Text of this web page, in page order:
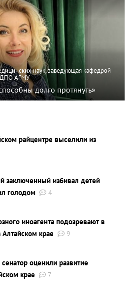
наук, заведующая кафедрой
ДПО АГМУ
долго протянуть»
райцентре выселили из
заключенный избивал детей
голодом
4
иноагента подозревают в
крае
9
оценили развитие
крае
7